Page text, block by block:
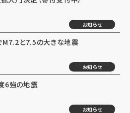
お知らせ
M7.2と7.5の大きな地震
お知らせ
6強の地震
お知らせ